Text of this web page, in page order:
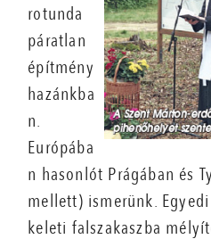
rotunda
páratlan
építmény
hazánkba
n.
Európába
n hasonlót Prágában és
mellett) ismerünk.
keleti falszakaszba